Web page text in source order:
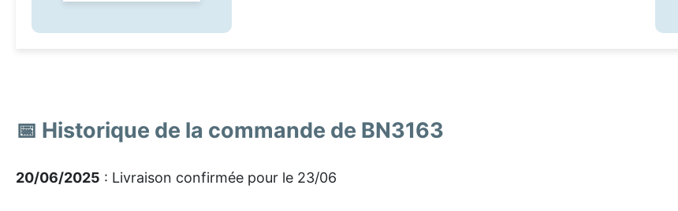
📅 Historique de la commande de BN3163
20/06/2025 : Livraison confirmée pour le 23/06